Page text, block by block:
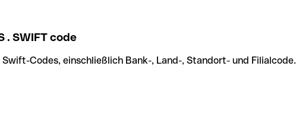
. SWIFT code
Codes, einschließlich Bank-, Land-, Standort- und Filialcode.